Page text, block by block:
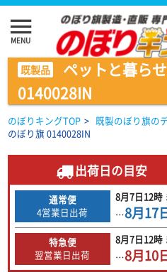
menu
MENU
既製品
ペットと暮ら
0140028IN
のぼりキングTOP > 既製のぼり旗の
のぼり旗 0140028IN
出荷日の目安
通常便
4営業日出荷
8月7日12時
…8月17
特急便
翌営業日出荷
8月7日12時
…8月10